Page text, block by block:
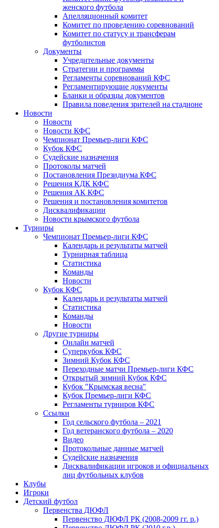
женского футбола
Апелляционный комитет
Комитет по проведению соревнований
Комитет по статусу и трансферам
футболистов
Документы
Учредительные документы
Стратегии и программы
Регламенты соревнований КФС
Регламентирующие документы
Бланки и образцы документов
Правила поведения зрителей на стадионе
Новости
Новости
Новости КФС
Чемпионат Премьер-лиги КФС
Кубок КФС
Судейские назначения
Протоколы матчей
Постановления Президиума КФС
Решения КДК КФС
Решения АК КФС
Решения и постановления комитетов
Дисквалификации
Новости крымского футбола
Турниры
Чемпионат Премьер-лиги КФС
Календарь и результаты матчей
Турнирная таблица
Статистика
Команды
Новости
Кубок КФС
Календарь и результаты матчей
Статистика
Команды
Новости
Другие турниры
Онлайн матчей
Суперкубок КФС
Зимний Кубок КФС
Переходные матчи Премьер-лиги КФС
Открытый зимний Кубок КФС
Кубок "Крымская весна"
Кубок Премьер-лиги КФС
Регламенты турниров КФС
Ссылки
Год сельского футбола – 2021
Год ветеранского футбола – 2020
Видео
Протокольные данные матчей
Судейские назначения
Дисквалификации игроков и официальных
лиц футбольных клубов
Клубы
Игроки
Детский футбол
Первенства ДЮФЛ
Первенство ДЮФЛ РК (2008-2009 гг. р.)